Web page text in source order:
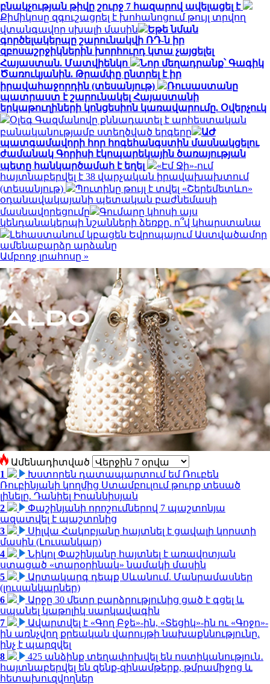
բնակչության թիվը շուրջ 7 հազարով ավելացել է
Քիմիկոսը զգուշացրել է խոհանոցում թույլ տրվող
վտանգավոր սխալի մասին
Եթե նման
գործելակերպը շարունակվի ՌԴ-ն իր
զբոսաշրջիկներին խորհուրդ կտա չայցելել
Հայաստան. Մատվիենկո
Նոր մեղադրանք՝ Գագիկ
Ծառուկյանին. Թրամփը ընտրել է իր
իրավահաջորդին (տեսանյութ)
Ռուսաստանը
պատրաստ է շարունակել Հայաստանի
երկաթուղիների կոնցեսիոն կառավարումը. Օվերչուկ
Օլեգ Գազմանովը քննադատել է արհեստական
բանականությամբ ստեղծված երգերը
ԱԺ
պատգամավորի հոր հոգեհանգստին մասնակցելու
ժամանակ Գորիսի էկոպարեկային ծառայության
պետը հանկարծամահ է եղել
«Էմ Ջի»-ում
հայտնաբերվել է 38 վարչական իրավախախտում
(տեսանյութ)
Պուտինը թույլ է տվել «Շերեմետևո»
օդանավակայանի պետական բաժնեմասի
մասնավորեցումը
Գումարը կհոսի այս
կենդանակերպի նշանների ձեռքը. ո՞վ կհարստանա
Լեհաստանում կբացեն Եվրոպայում Աստվածամոր
ամենաբարձր արձանը
Ամբողջ լրահոսը »
Ամենադիտված
1
Խստորեն դատապարտում եմ Ռուբեն
Ռուբինյանի կողմից Ստամբուլում թուրք տեսած
լինելը. Դանիել Իոաննիսյան
2
Փաշինյանի որոշումներով 7 պաշտոնյա
ազատվել է պաշտոնից
3
Սիլվա Հակոբյանը հայտնել է ցավալի կորստի
մասին (Լուսանկար)
4
Նիկոլ Փաշինյանը հայտնել է առավոտյան
ստացած «տարօրինակ» նամակի մասին
5
Արտակարգ դեպք Սևանում. Մանրամասներ
(լուսանկարներ)
6
Արջը 30 մետր բարձրությունից ցած է գցել և
սպանել կաթոլիկ սարկավագին
7
Ավարտվել է «Գող Բջե»-ին, «Տեցիկ»-ին ու «Գոջո»-
ին առնչվող քրեական վարույթի նախաքննությունը.
ինչ է պարզվել
8
425 անձինք տեղափոխվել են ոստիկանություն․
հայտնաբերվել են զենք-զինամթերք, թմրամիջոց և
հետախուզվողներ